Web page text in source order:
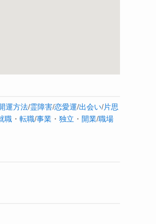
運方法/霊障害/恋愛運/出会い/片思
職 ・ 転職/事業 ・ 独立 ・ 開業/職場